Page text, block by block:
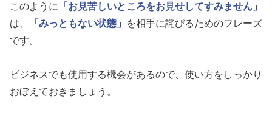
このように
「お見苦しいところをお見せしてすみません」
は、
「みっともない状態」
を相手に詫びるためのフレーズ
です。
ビジネスでも使用する機会があるので、使い方をしっかり
おぼえておきましょう。